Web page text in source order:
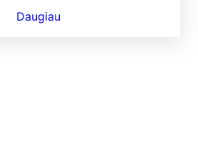
Daugiau